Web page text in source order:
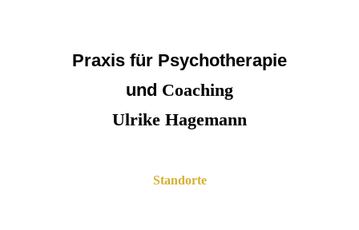
Praxis für Psychotherapie
und Coaching
Ulrike Hagemann
Standorte